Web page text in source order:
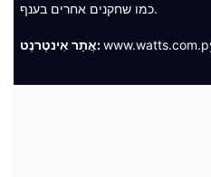
כמו שחקנים אחרים בענף.
אֲתַר אִינטֶרנֶט: